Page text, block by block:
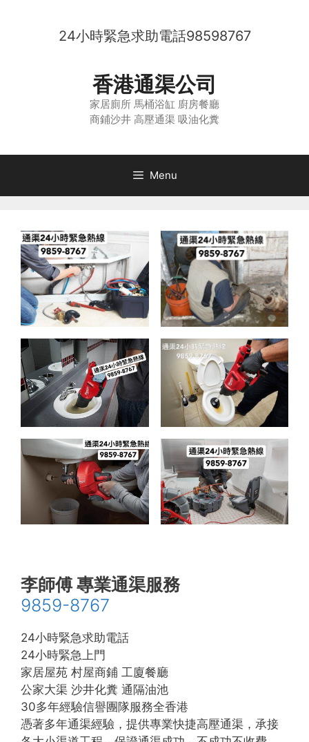
24小時緊急求助電話98598767
香港通渠公司
家居廁所 馬桶浴缸 廚房餐廳
商鋪沙井 高壓通渠 吸油化糞
Menu
李師傅 專業通渠服務
9859-8767
24小時緊急求助電話
24小時緊急上門
家居屋苑 村屋商鋪 工廈餐廳
公家大渠 沙井化糞 通隔油池
30多年經驗信譽團隊服務全香港
憑著多年通渠經驗，提供專業快捷高壓通渠，承接